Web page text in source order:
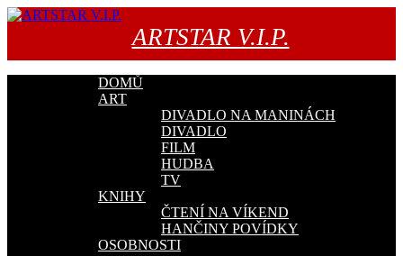
Přejít
webu
ARTSTAR V.I.P.
DOMŮ
ART
DIVADLO NA MANINÁCH
DIVADLO
FILM
HUDBA
TV
KNIHY
ČTENÍ NA VÍKEND
HANČINY POVÍDKY
OSOBNOSTI